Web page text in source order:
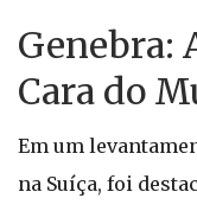
Genebra:
Cara do
Em um
na Suíça, foi